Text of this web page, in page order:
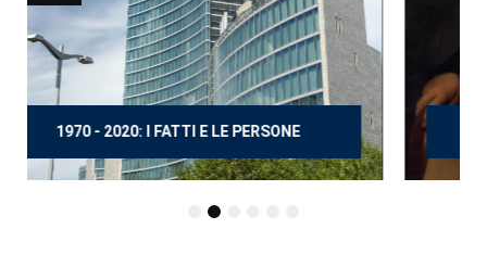
150 ANNI DOPO MANZONI